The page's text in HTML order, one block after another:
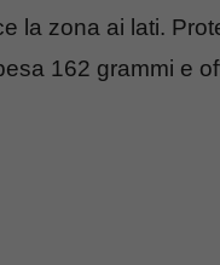
la zona ai lati.
162 grammi e